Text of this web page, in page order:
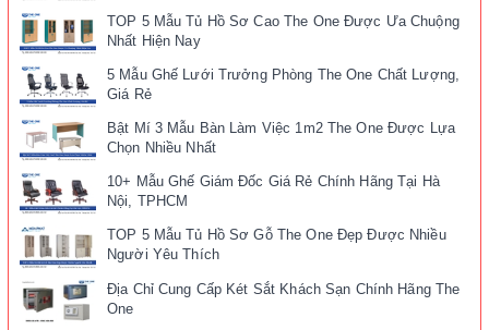
TOP 5 Mẫu Tủ Hồ Sơ Cao The One Được Ưa Chuộng
Nhất Hiện Nay
5 Mẫu Ghế Lưới Trưởng Phòng The One Chất Lượng,
Giá Rẻ
Bật Mí 3 Mẫu Bàn Làm Việc 1m2 The One Được Lựa
Chọn Nhiều Nhất
10+ Mẫu Ghế Giám Đốc Giá Rẻ Chính Hãng Tại Hà
Nội, TPHCM
TOP 5 Mẫu Tủ Hồ Sơ Gỗ The One Đẹp Được Nhiều
Người Yêu Thích
Địa Chỉ Cung Cấp Két Sắt Khách Sạn Chính Hãng The
One